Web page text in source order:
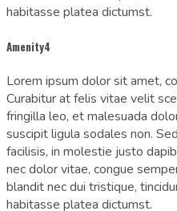
habitasse platea dictumst.
Amenity4
Lorem ipsum dolor sit amet,
Curabitur at felis vitae velit
fringilla leo, et malesuada
suscipit ligula sodales non.
facilisis, in molestie justo
nec dolor vitae, congue
blandit nec dui tristique,
habitasse platea dictumst.